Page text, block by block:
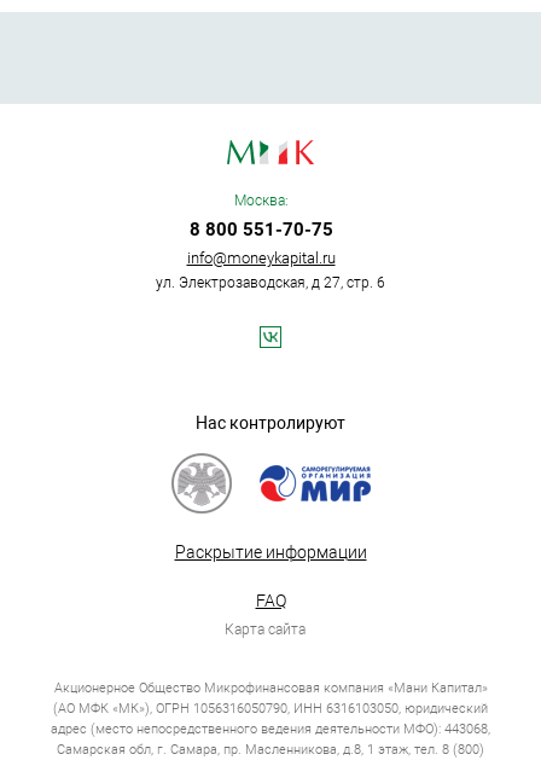
Москва:
8 800 551-70-75
info@moneykapital.ru
ул. Электрозаводская, д 27, стр. 6
Нас контролируют
Раскрытие информации
FAQ
Карта сайта
Акционерное Общество Микрофинансовая компания «Мани Капитал»
(АО МФК «МК»), ОГРН 1056316050790, ИНН 6316103050, юридический
адрес (место непосредственного ведения деятельности МФО): 443068,
Самарская обл, г. Самара, пр. Масленникова, д.8, 1 этаж, тел. 8 (800)